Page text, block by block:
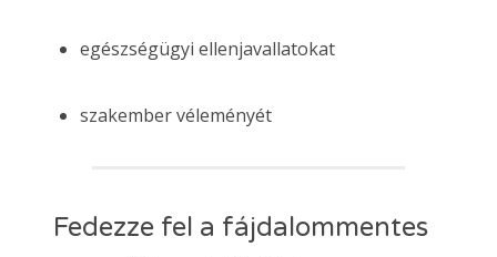
egészségügyi ellenjavallatokat
szakember véleményét
Fedezze fel a fájdalommentes